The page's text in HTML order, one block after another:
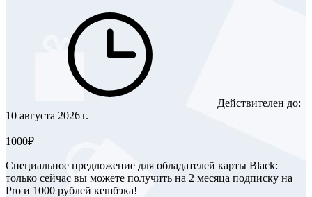
Действителен до:
10 августа 2026 г.
1000₽
Специальное предложение для обладателей карты Black:
только сейчас вы можете получить на 2 месяца подписку на
Pro и 1000 рублей кешбэка!